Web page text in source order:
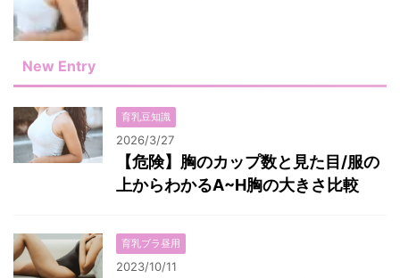
New Entry
育乳豆知識
2026/3/27
【危険】胸のカップ数と見た目/服の
上からわかるA~H胸の大きさ比較
育乳ブラ昼用
2023/10/11